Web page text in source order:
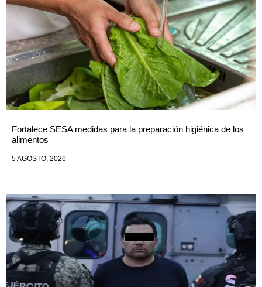
Fortalece SESA medidas para la preparación higiénica de los
alimentos
5 AGOSTO, 2026